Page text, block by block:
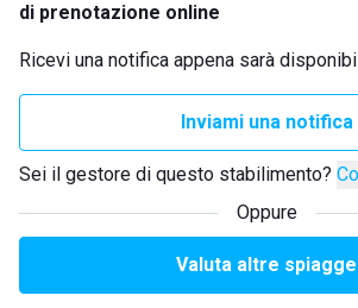
di prenotazione online
Ricevi una notifica appena sarà
Inviami una notifica
Sei il gestore di questo stabilimento?
Oppure
Valuta altre spiagge